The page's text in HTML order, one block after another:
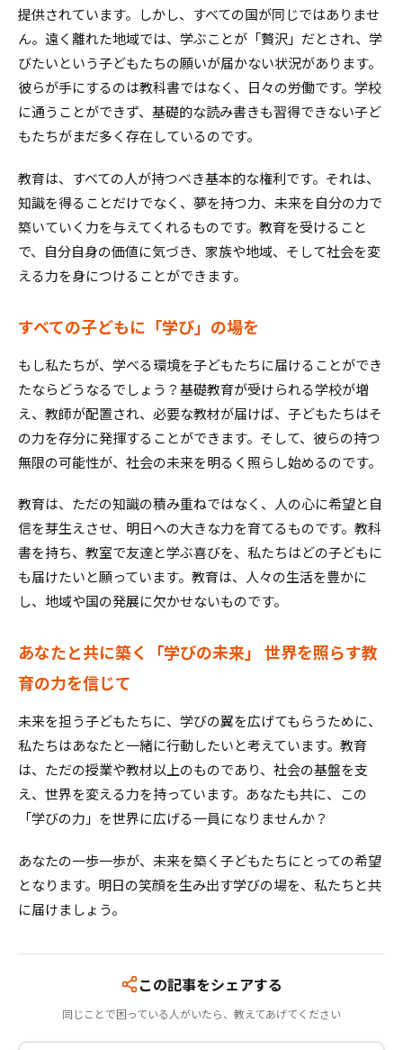
提供されています。しかし、すべての国が同じではありませ
ん。遠く離れた地域では、学ぶことが「贅沢」だとされ、学
びたいという子どもたちの願いが届かない状況があります。
彼らが手にするのは教科書ではなく、日々の労働です。学校
に通うことができず、基礎的な読み書きも習得できない子ど
もたちがまだ多く存在しているのです。
教育は、すべての人が持つべき基本的な権利です。それは、
知識を得ることだけでなく、夢を持つ力、未来を自分の力で
築いていく力を与えてくれるものです。教育を受けること
で、自分自身の価値に気づき、家族や地域、そして社会を変
える力を身につけることができます。
すべての子どもに「学び」の場を
もし私たちが、学べる環境を子どもたちに届けることができ
たならどうなるでしょう？基礎教育が受けられる学校が増
え、教師が配置され、必要な教材が届けば、子どもたちはそ
の力を存分に発揮することができます。そして、彼らの持つ
無限の可能性が、社会の未来を明るく照らし始めるのです。
教育は、ただの知識の積み重ねではなく、人の心に希望と自
信を芽生えさせ、明日への大きな力を育てるものです。教科
書を持ち、教室で友達と学ぶ喜びを、私たちはどの子どもに
も届けたいと願っています。教育は、人々の生活を豊かに
し、地域や国の発展に欠かせないものです。
あなたと共に築く「学びの未来」 世界を照らす教
育の力を信じて
未来を担う子どもたちに、学びの翼を広げてもらうために、
私たちはあなたと一緒に行動したいと考えています。教育
は、ただの授業や教材以上のものであり、社会の基盤を支
え、世界を変える力を持っています。あなたも共に、この
「学びの力」を世界に広げる一員になりませんか？
あなたの一歩一歩が、未来を築く子どもたちにとっての希望
となります。明日の笑顔を生み出す学びの場を、私たちと共
に届けましょう。
この記事をシェアする
同じことで困っている人がいたら、教えてあげてください